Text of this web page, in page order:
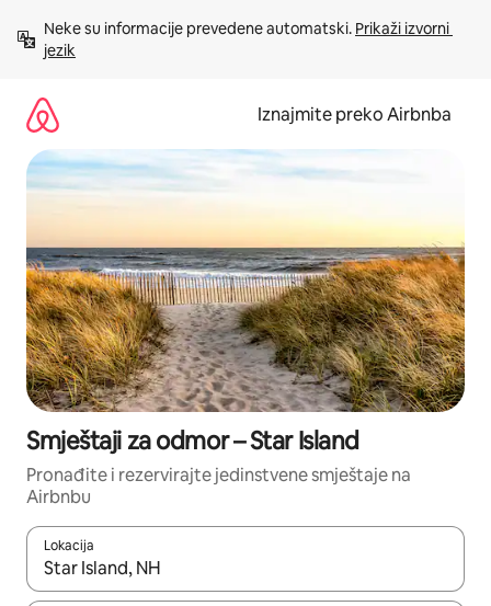
sadržaj
Neke su informacije prevedene automatski. Prikaži izvorni
jezik
Iznajmite preko Airbnba
Smještaji za odmor – Star Island
Pronađite i rezervirajte jedinstvene smještaje na
Airbnbu
Lokacija
Kada budu dostupni rezultati, moći ćete ih pregledati